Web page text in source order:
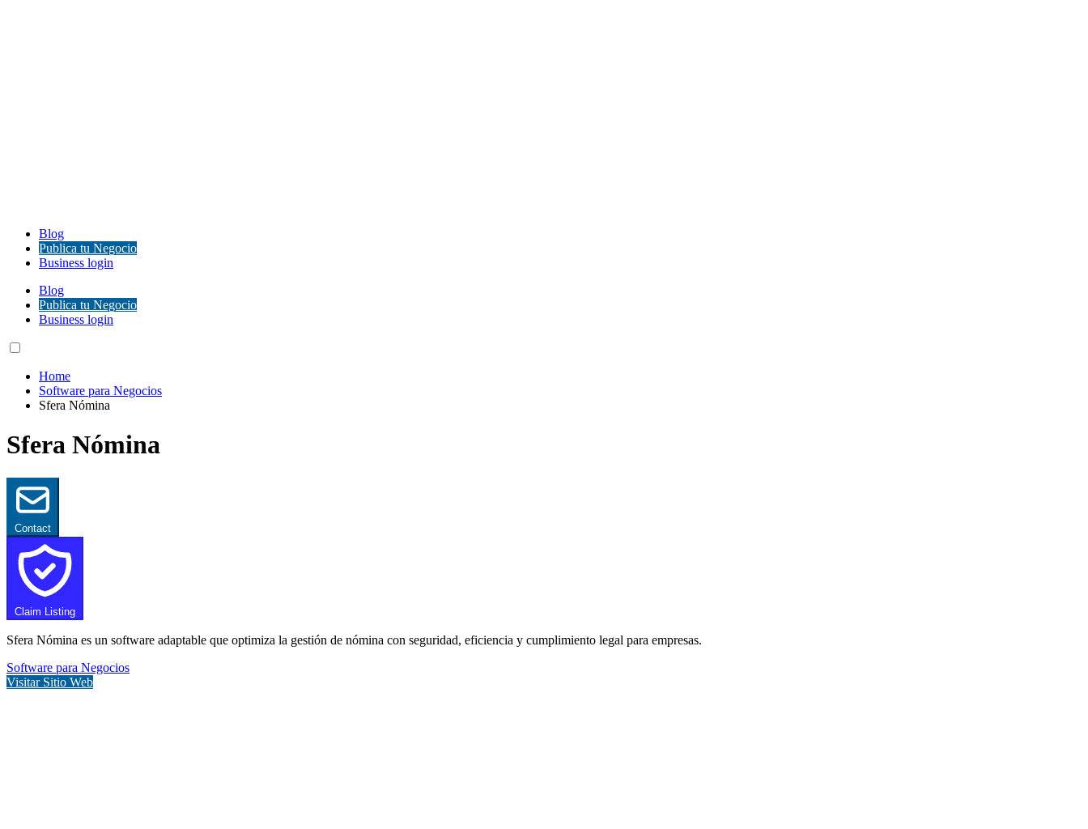
Blog
Publica tu Negocio
Business login
Blog
Publica tu Negocio
Business login
Home
Software para Negocios
Sfera Nómina
Sfera Nómina
Contact
Claim Listing
Sfera Nómina es un software adaptable que optimiza la gestión de nómina con seguridad, eficiencia y cumplimiento legal para empresas.
Software para Negocios
Visitar Sitio Web